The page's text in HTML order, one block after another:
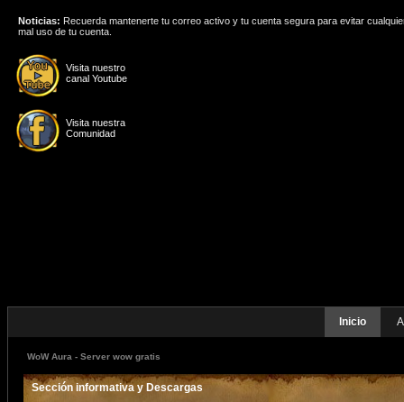
Visita nuestro
canal Youtube
Visita nuestra
Comunidad
Noticias: Recuerda mantenerte tu correo activo y tu cuenta segura para evitar
mal uso de tu cuenta.
Inicio
WoW Aura - Server wow gratis
Sección informativa y Descargas